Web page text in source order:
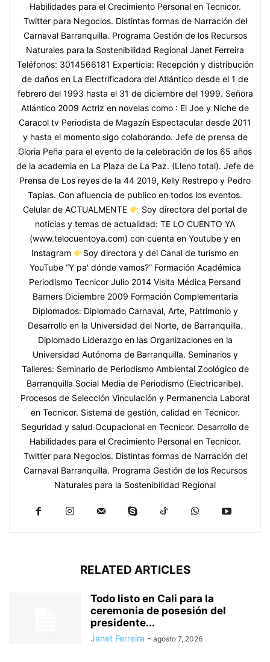
Habilidades para el Crecimiento Personal en Tecnicor.
Twitter para Negocios. Distintas formas de Narración del
Carnaval Barranquilla. Programa Gestión de los Recursos
Naturales para la Sostenibilidad Regional Janet Ferreira
Teléfonos: 3014566181 Experticia: Recepción y distribución
de daños en La Electrificadora del Atlántico desde el 1 de
febrero del 1993 hasta el 31 de diciembre del 1999. Señora
Atlántico 2009 Actriz en novelas como : El Joe y Niche de
Caracol tv Periodista de Magazín Espectacular desde 2011
y hasta el momento sigo colaborando. Jefe de prensa de
Gloria Peña para el evento de la celebración de los 65 años
de la academia en La Plaza de La Paz. (Lleno total). Jefe de
Prensa de Los reyes de la 44 2019, Kelly Restrepo y Pedro
Tapias. Con afluencia de publico en todos los eventos.
Celular de ACTUALMENTE
Soy directora del portal de
noticias y temas de actualidad: TE LO CUENTO YA
(www.telocuentoya.com) con cuenta en Youtube y en
Instagram
Soy directora y del Canal de turismo en
YouTube “Y pa' dónde vamos?” Formación Académica
Periodismo Tecnicor Julio 2014 Visita Médica Persand
Barners Diciembre 2009 Formación Complementaria
Diplomados: Diplomado Carnaval, Arte, Patrimonio y
Desarrollo en la Universidad del Norte, de Barranquilla.
Diplomado Liderazgo en las Organizaciones en la
Universidad Autónoma de Barranquilla. Seminarios y
Talleres: Seminario de Periodismo Ambiental Zoológico de
Barranquilla Social Media de Periodismo (Electricaribe).
Procesos de Selección Vinculación y Permanencia Laboral
en Tecnicor. Sistema de gestión, calidad en Tecnicor.
Seguridad y salud Ocupacional en Tecnicor. Desarrollo de
Habilidades para el Crecimiento Personal en Tecnicor.
Twitter para Negocios. Distintas formas de Narración del
Carnaval Barranquilla. Programa Gestión de los Recursos
Naturales para la Sostenibilidad Regional
RELATED ARTICLES
Todo listo en Cali para la
ceremonia de posesión del
presidente...
Janet Ferreira - agosto 7, 2026